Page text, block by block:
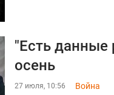
"Есть данные
осень
27 июля, 10:56 Война